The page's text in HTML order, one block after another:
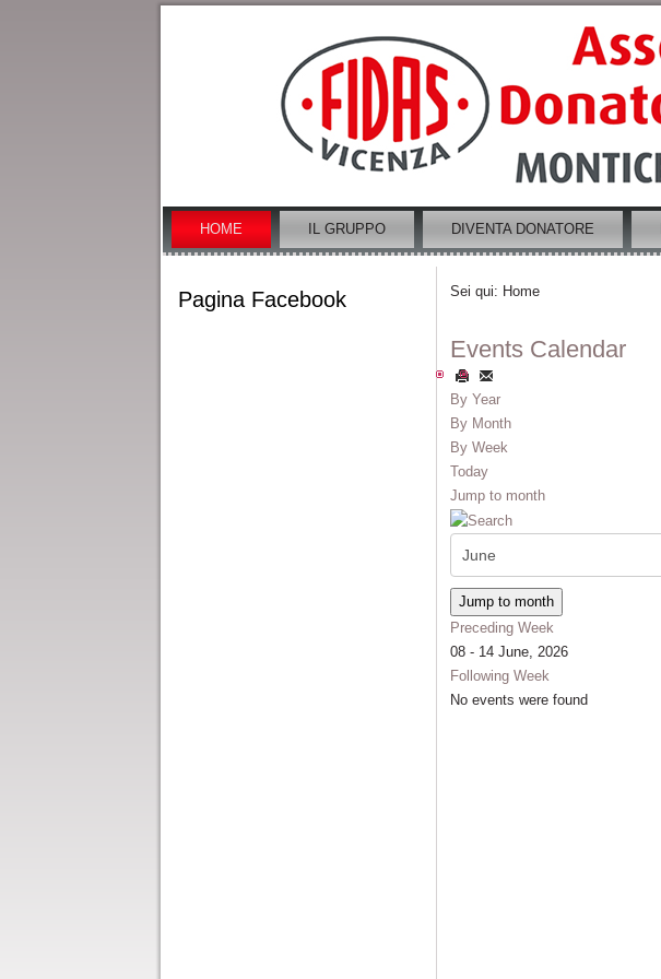
HOME IL GRUPPO DIVENTA DONATORE
Pagina Facebook Sei qui: Home
Events Calendar
By Year
By Month
By Week
Today
Jump to month
Jump to month
Preceding Week
08 - 14 June, 2026
Following Week
No events were found